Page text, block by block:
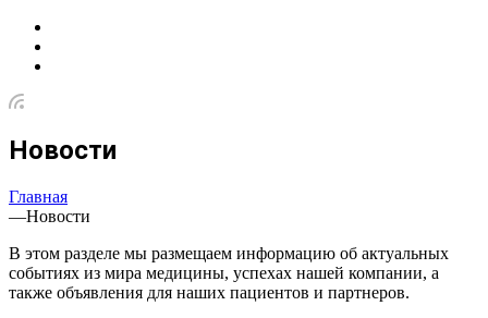
Новости
Главная
—Новости
В этом разделе мы размещаем информацию об актуальных
событиях из мира медицины, успехах нашей компании, а
также объявления для наших пациентов и партнеров.